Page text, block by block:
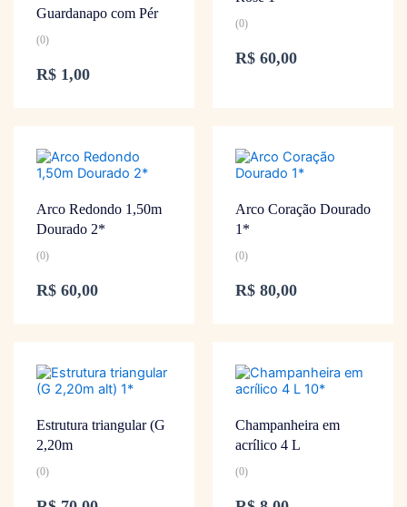
Guardanapo com Pér
(0)
R$ 1,00
(0)
R$ 60,00
Arco Redondo 1,50m
Dourado 2*
(0)
R$ 60,00
Arco Coração Dourado
1*
(0)
R$ 80,00
Estrutura triangular (G
2,20m
(0)
Champanheira em
acrílico 4 L
(0)